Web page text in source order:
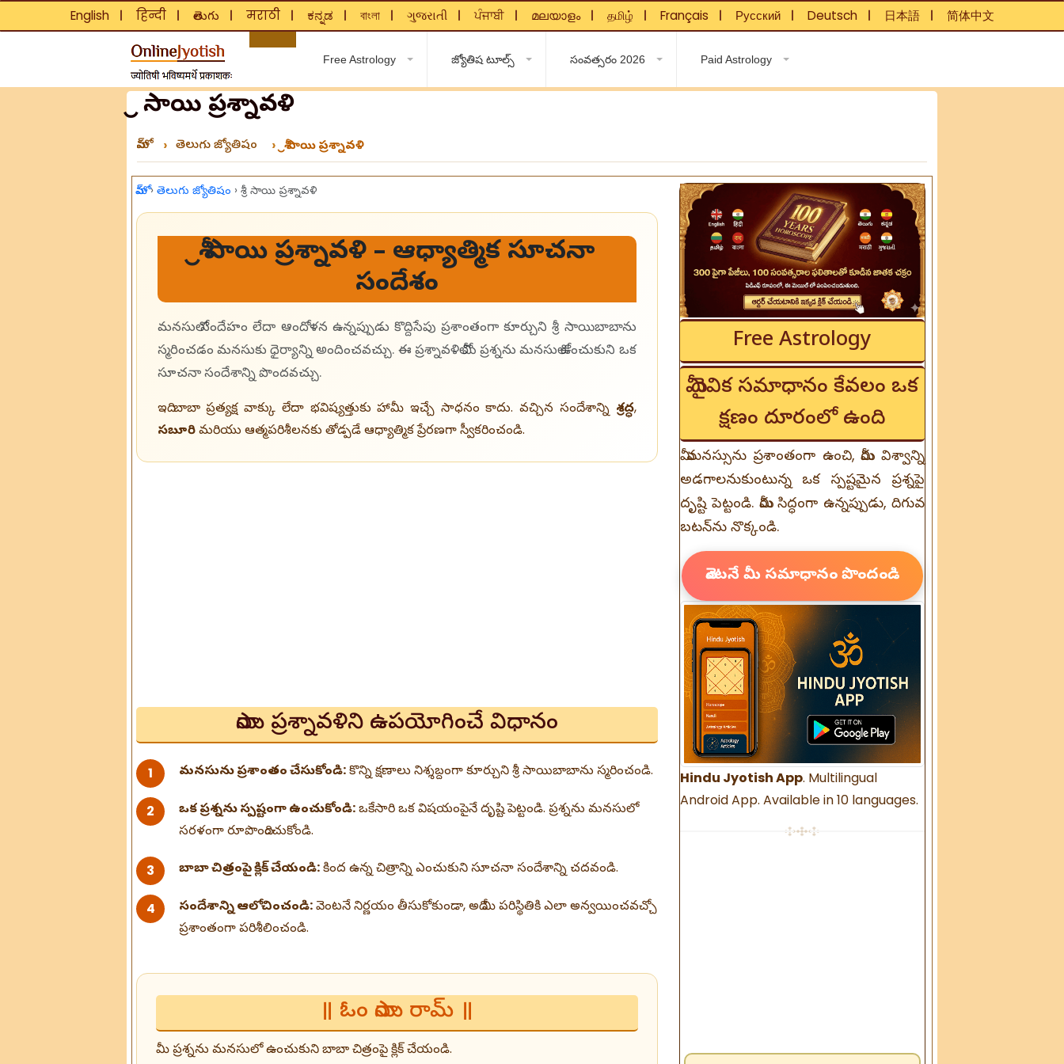
English हिन्दी తెలుగు मराठी ಕನ್ನಡ বাংলা ગુજરાતી ਪੰਜਾਬੀ മലയാളം தமிழ் Français Русский Deutsch 日本語 简体中文
Free Astrology జ్యోతిష టూల్స్ సంవత్సరం 2026 Paid Astrology
శ్రీ సాయి ప్రశ్నావళి
హోమ్ తెలుగు జ్యోతిషం శ్రీ సాయి ప్రశ్నావళి
హోమ్ › తెలుగు జ్యోతిషం › శ్రీ సాయి ప్రశ్నావళి
శ్రీ సాయి ప్రశ్నావళి – ఆధ్యాత్మిక సూచనా
సందేశం
మనసులో సందేహం లేదా ఆందోళన ఉన్నప్పుడు కొద్దిసేపు ప్రశాంతంగా కూర్చుని శ్రీ సాయిబాబాను
స్మరించడం మనసుకు ధైర్యాన్ని అందించవచ్చు. ఈ ప్రశ్నావళిలో మీ ప్రశ్నను మనసులో ఉంచుకుని ఒక
సూచనా సందేశాన్ని పొందవచ్చు.
ఇది బాబా ప్రత్యక్ష వాక్కు లేదా భవిష్యత్తుకు హామీ ఇచ్చే సాధనం కాదు. వచ్చిన సందేశాన్ని శ్రద్ధ,
సబూరిమరియు ఆత్మపరిశీలనకు తోడ్పడే ఆధ్యాత్మిక ప్రేరణగా స్వీకరించండి.
సాయి ప్రశ్నావళిని ఉపయోగించే విధానం
మనసును ప్రశాంతం చేసుకోండి:కొన్ని క్షణాలు నిశ్శబ్దంగా కూర్చుని శ్రీ సాయిబాబాను స్మరించండి.
ఒక ప్రశ్నను స్పష్టంగా ఉంచుకోండి:ఒకేసారి ఒక విషయంపైనే దృష్టి పెట్టండి. ప్రశ్నను మనసులో
సరళంగా రూపొందించుకోండి.
బాబా చిత్రంపై క్లిక్ చేయండి:కింద ఉన్న చిత్రాన్ని ఎంచుకుని సూచనా సందేశాన్ని చదవండి.
సందేశాన్ని ఆలోచించండి:వెంటనే నిర్ణయం తీసుకోకుండా, అది మీ పరిస్థితికి ఎలా అన్వయించవచ్చో
ప్రశాంతంగా పరిశీలించండి.
॥ ఓం సాయి రామ్ ॥
మీ ప్రశ్నను మనసులో ఉంచుకుని బాబా చిత్రంపై క్లిక్ చేయండి.
Free Astrology
మీ దైవిక సమాధానం కేవలం ఒక
క్షణం దూరంలో ఉంది
మీ మనస్సును ప్రశాంతంగా ఉంచి, మీరు విశ్వాన్ని
అడగాలనుకుంటున్న ఒక స్పష్టమైన ప్రశ్నపై
దృష్టి పెట్టండి. మీరు సిద్ధంగా ఉన్నప్పుడు, దిగువ
బటన్‌ను నొక్కండి.
వెంటనే మీ సమాధానం పొందండి
Hindu Jyotish App. Multilingual
Android App. Available in 10 languages.